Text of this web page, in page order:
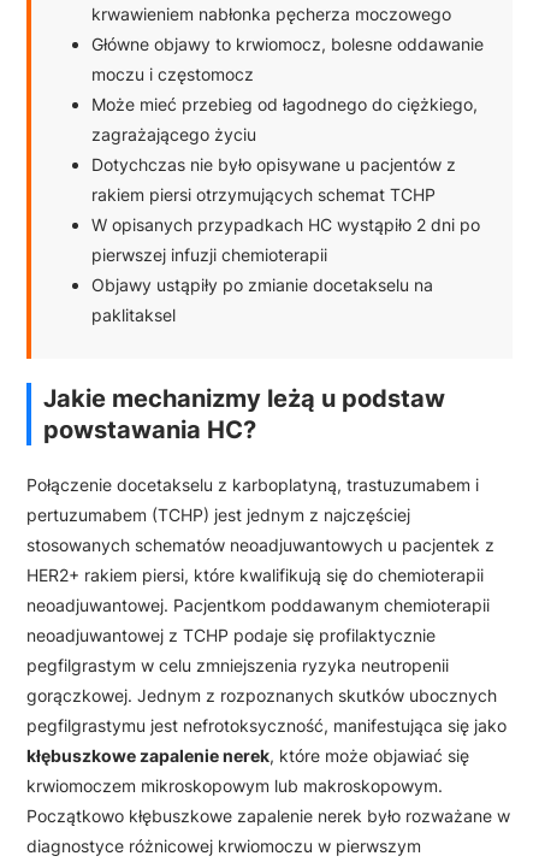
krwawieniem nabłonka pęcherza moczowego
Główne objawy to krwiomocz, bolesne oddawanie
moczu i częstomocz
Może mieć przebieg od łagodnego do ciężkiego,
zagrażającego życiu
Dotychczas nie było opisywane u pacjentów z
rakiem piersi otrzymujących schemat TCHP
W opisanych przypadkach HC wystąpiło 2 dni po
pierwszej infuzji chemioterapii
Objawy ustąpiły po zmianie docetakselu na
paklitaksel
Jakie mechanizmy leżą u podstaw
powstawania HC?
Połączenie docetakselu z karboplatyną, trastuzumabem i
pertuzumabem (TCHP) jest jednym z najczęściej
stosowanych schematów neoadjuwantowych u pacjentek z
HER2+ rakiem piersi, które kwalifikują się do chemioterapii
neoadjuwantowej. Pacjentkom poddawanym chemioterapii
neoadjuwantowej z TCHP podaje się profilaktycznie
pegfilgrastym w celu zmniejszenia ryzyka neutropenii
gorączkowej. Jednym z rozpoznanych skutków ubocznych
pegfilgrastymu jest nefrotoksyczność, manifestująca się jako
kłębuszkowe zapalenie nerek, które może objawiać się
krwiomoczem mikroskopowym lub makroskopowym.
Początkowo kłębuszkowe zapalenie nerek było rozważane w
diagnostyce różnicowej krwiomoczu w pierwszym